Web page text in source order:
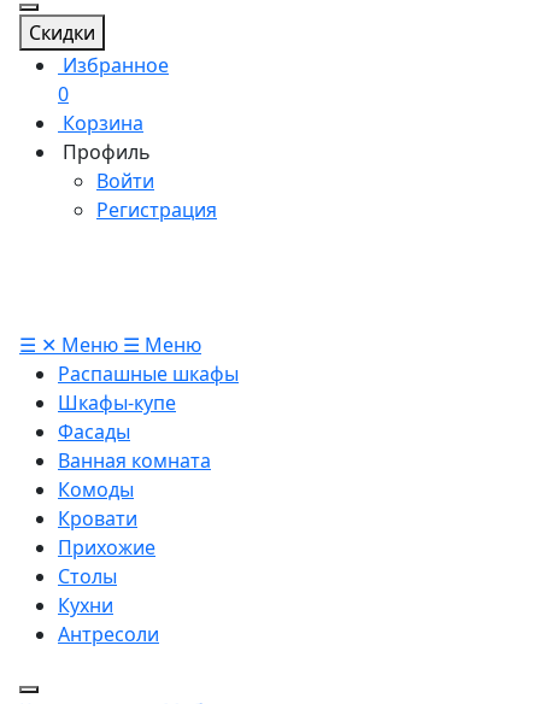
Скидки
Избранное
0
Корзина
Профиль
Войти
Регистрация
☰ ✕ Меню ☰ Меню
Распашные шкафы
Шкафы-купе
Фасады
Ванная комната
Комоды
Кровати
Прихожие
Столы
Кухни
Антресоли